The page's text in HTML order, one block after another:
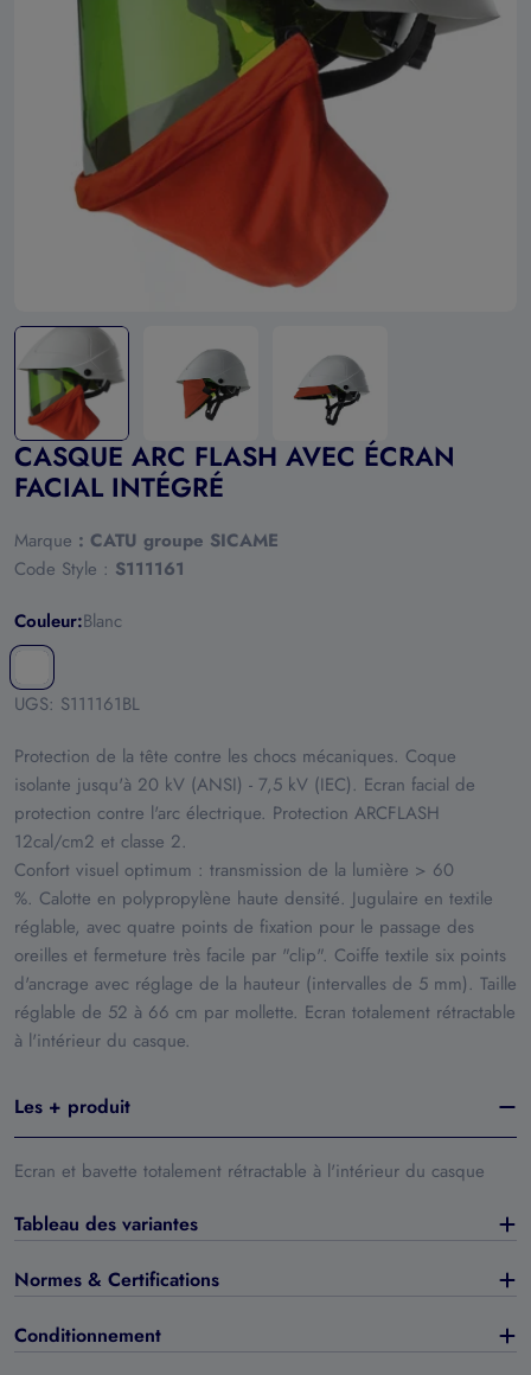
Ouvrir le média 0 en mode modal
CASQUE ARC FLASH AVEC ÉCRAN
FACIAL INTÉGRÉ
Marque : CATU groupe SICAME
Code Style : S111161
Couleur:Blanc
UGS: S111161BL
Protection de la tête contre les chocs mécaniques. Coque
isolante jusqu'à 20 kV (ANSI) - 7,5 kV (IEC). Ecran facial de
protection contre l'arc électrique. Protection ARCFLASH
12cal/cm2 et classe 2.
Confort visuel optimum : transmission de la lumière > 60
%. Calotte en polypropylène haute densité. Jugulaire en textile
réglable, avec quatre points de fixation pour le passage des
oreilles et fermeture très facile par "clip". Coiffe textile six points
d'ancrage avec réglage de la hauteur (intervalles de 5 mm). Taille
réglable de 52 à 66 cm par mollette. Ecran totalement rétractable
à l'intérieur du casque.
Les + produit
Ecran et bavette totalement rétractable à l'intérieur du casque
Tableau des variantes
Normes & Certifications
Conditionnement